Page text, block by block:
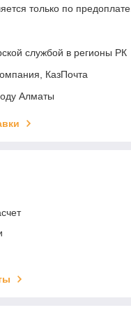
только по предоплате.
службой в регионы РК
КазПочта
Алматы